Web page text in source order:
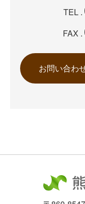
TEL .
FAX .
お問い合わ